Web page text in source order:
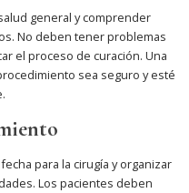
general y comprender
No deben tener problemas
el proceso de curación. Una
sea seguro y esté
para la cirugía y organizar
Los pacientes deben